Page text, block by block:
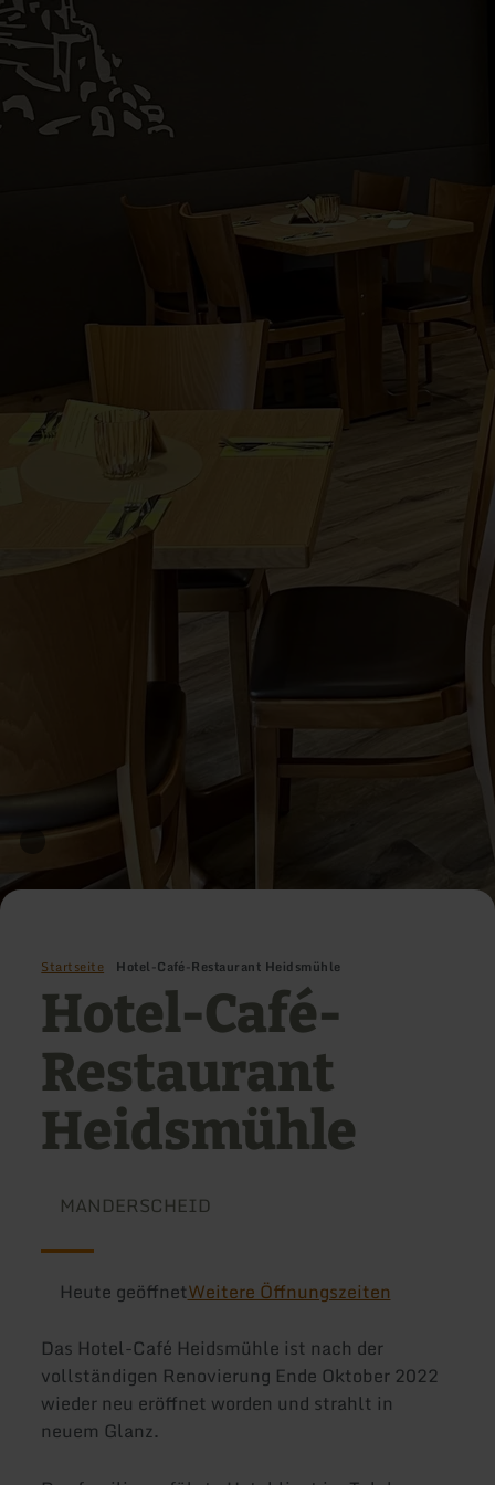
Startseite Hotel-Café-Restaurant Heidsmühle
Hotel-Café-
Restaurant
Heidsmühle
MANDERSCHEID
Heute geöffnetWeitere Öffnungszeiten
Das Hotel-Café Heidsmühle ist nach der
vollständigen Renovierung Ende Oktober 2022
wieder neu eröffnet worden und strahlt in
neuem Glanz.